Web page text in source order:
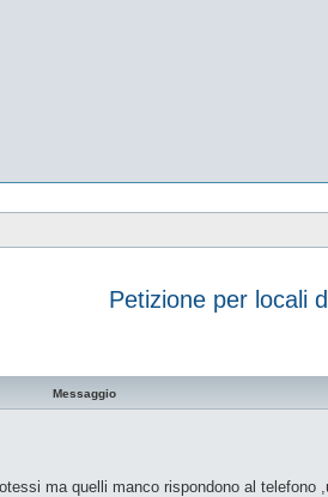
Petizione per locali
Messaggio
ma quelli manco rispondono al telefono